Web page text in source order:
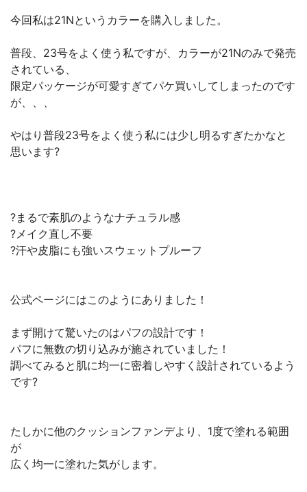
今回私は21Nというカラーを購入しました。
普段、23号をよく使う私ですが、カラーが21Nのみで発売
されている、
限定パッケージが可愛すぎてパケ買いしてしまったのです
が、、、
やはり普段23号をよく使う私には少し明るすぎたかなと
思います?
?まるで素肌のようなナチュラル感
?メイク直し不要
?汗や皮脂にも強いスウェットプルーフ
公式ページにはこのようにありました！
まず開けて驚いたのはパフの設計です！
パフに無数の切り込みが施されていました！
調べてみると肌に均一に密着しやすく設計されているよう
です?
たしかに他のクッションファンデより、1度で塗れる範囲
が
広く均一に塗れた気がします。